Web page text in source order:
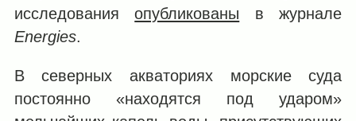
исследованияопубликованы в журнале
Energies.
В северных акваториях морские суда
постоянно «находятся под ударом»